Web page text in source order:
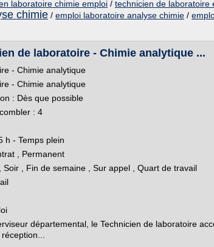
laboratoire chimie emploi / technicien de laboratoire
chimie / emploi laboratoire analyse chimie /
de laboratoire - Chimie analytique ...
- Chimie analytique
- Chimie analytique
: Dès que possible
: 4
h - Temps plein
, Permanent
, Fin de semaine , Sur appel , Quart de travail
départemental, le Technicien de laboratoire